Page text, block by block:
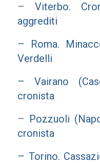
– Viterbo.
aggrediti
– Roma.
Verdelli
– Vairano
cronista
– Pozzuoli
cronista
– Torino.